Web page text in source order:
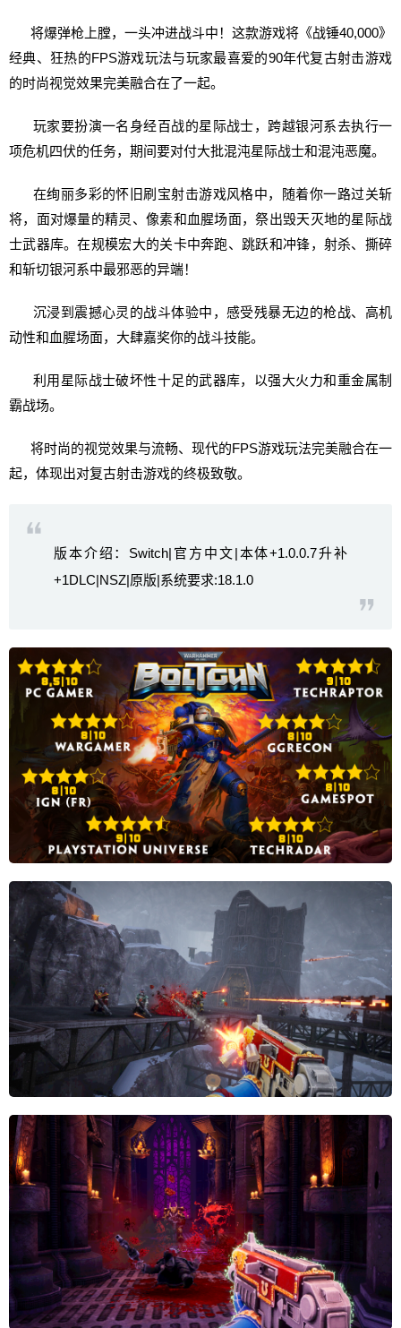
将爆弹枪上膛，一头冲进战斗中！这款游戏将《战锤40,000》
经典、狂热的FPS游戏玩法与玩家最喜爱的90年代复古射击游戏
的时尚视觉效果完美融合在了一起。
玩家要扮演一名身经百战的星际战士，跨越银河系去执行一
项危机四伏的任务，期间要对付大批混沌星际战士和混沌恶魔。
在绚丽多彩的怀旧刷宝射击游戏风格中，随着你一路过关斩
将，面对爆量的精灵、像素和血腥场面，祭出毁天灭地的星际战
士武器库。在规模宏大的关卡中奔跑、跳跃和冲锋，射杀、撕碎
和斩切银河系中最邪恶的异端！
沉浸到震撼心灵的战斗体验中，感受残暴无边的枪战、高机
动性和血腥场面，大肆嘉奖你的战斗技能。
利用星际战士破坏性十足的武器库，以强大火力和重金属制
霸战场。
将时尚的视觉效果与流畅、现代的FPS游戏玩法完美融合在一
起，体现出对复古射击游戏的终极致敬。
版本介绍：Switch|官方中文|本体+1.0.0.7升补
+1DLC|NSZ|原版|系统要求:18.1.0